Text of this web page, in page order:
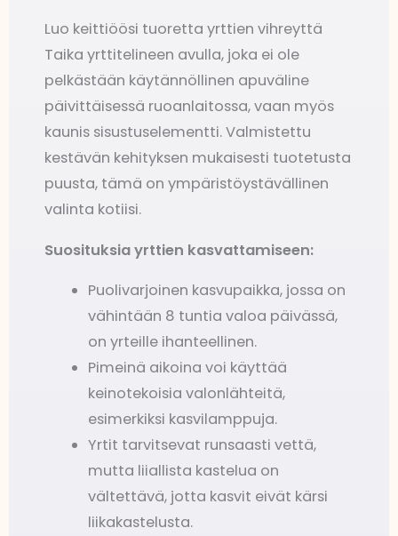
Luo keittiöösi tuoretta yrttien vihreyttä
Taika yrttitelineen avulla, joka ei ole
pelkästään käytännöllinen apuväline
päivittäisessä ruoanlaitossa, vaan myös
kaunis sisustuselementti. Valmistettu
kestävän kehityksen mukaisesti tuotetusta
puusta, tämä on ympäristöystävällinen
valinta kotiisi.
Suosituksia yrttien kasvattamiseen:
Puolivarjoinen kasvupaikka, jossa on
vähintään 8 tuntia valoa päivässä,
on yrteille ihanteellinen.
Pimeinä aikoina voi käyttää
keinotekoisia valonlähteitä,
esimerkiksi kasvilamppuja.
Yrtit tarvitsevat runsaasti vettä,
mutta liiallista kastelua on
vältettävä, jotta kasvit eivät kärsi
liikakastelusta.